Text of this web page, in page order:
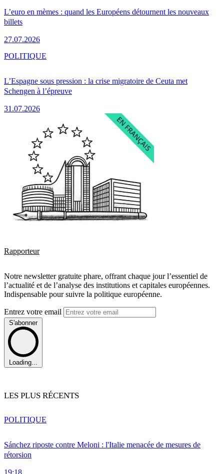
L’euro en mèmes : quand les Européens détournent les nouveaux
billets
27.07.2026
L’Espagne sous pression : la crise migratoire de Ceuta met
Schengen à l’épreuve
31.07.2026
POLITIQUE
Rapporteur
Notre newsletter gratuite phare, offrant chaque jour l’essentiel de
l’actualité et de l’analyse des institutions et capitales européennes.
Indispensable pour suivre la politique européenne.
Entrez votre email
S'abonner
Loading...
LES PLUS RÉCENTS
Sánchez riposte contre Meloni : l'Italie menacée de mesures de
rétorsion
POLITIQUE